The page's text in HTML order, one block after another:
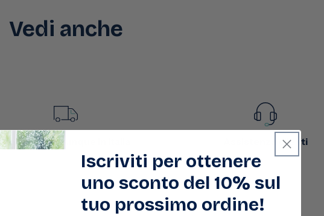
Vedi anche
Consegna ovunque in Italia Assistenza clienti
Iscriviti per ottenere
uno sconto del 10% sul
tuo prossimo ordine!